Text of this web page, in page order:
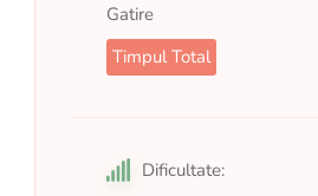
Gatire
Timpul Total
Dificultate: